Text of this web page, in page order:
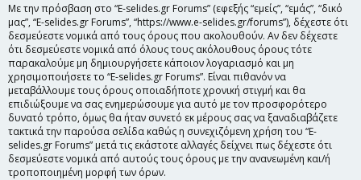
Με την πρόσβαση στο “E-selides.gr Forums” (εφεξής “εμείς”, “εμάς”, “δικό
μας”, “E-selides.gr Forums”, “https://www.e-selides.gr/forums”), δέχεστε ότι
δεσμεύεστε νομικά από τους όρους που ακολουθούν. Αν δεν δέχεστε
ότι δεσμεύεστε νομικά από όλους τους ακόλουθους όρους τότε
παρακαλούμε μη δημιουργήσετε κάποιον λογαριασμό και μη
χρησιμοποιήσετε το “E-selides.gr Forums”. Είναι πιθανόν να
μεταβάλλουμε τους όρους οποιαδήποτε χρονική στιγμή και θα
επιδιώξουμε να σας ενημερώσουμε για αυτό με τον προσφορότερο
δυνατό τρόπο, όμως θα ήταν συνετό εκ μέρους σας να ξαναδιαβάζετε
τακτικά την παρούσα σελίδα καθώς η συνεχιζόμενη χρήση του “E-
selides.gr Forums” μετά τις εκάστοτε αλλαγές δείχνει πως δέχεστε ότι
δεσμεύεστε νομικά από αυτούς τους όρους με την ανανεωμένη και/ή
τροποποιημένη μορφή των όρων.